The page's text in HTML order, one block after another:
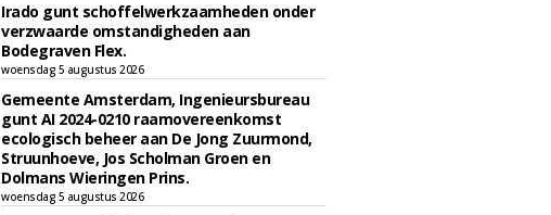
Irado gunt schoffelwerkzaamheden onder
verzwaarde omstandigheden aan
Bodegraven Flex.
woensdag 5 augustus 2026
Gemeente Amsterdam, Ingenieursbureau
gunt AI 2024-0210 raamovereenkomst
ecologisch beheer aan De Jong Zuurmond,
Struunhoeve, Jos Scholman Groen en
Dolmans Wieringen Prins.
woensdag 5 augustus 2026